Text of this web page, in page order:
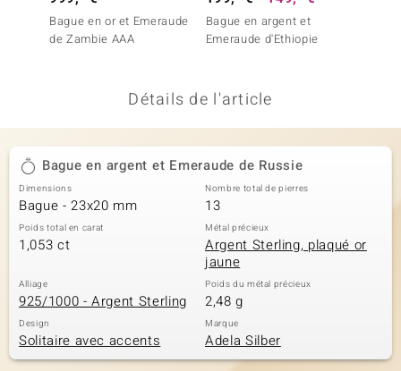
Bague en or et Emeraude
de Zambie AAA
Bague en argent et
Emeraude d'Ethiopie
Détails de l'article
Bague en argent et Emeraude de Russie
Dimensions
Bague - 23x20 mm
Nombre total de pierres
13
Poids total en carat
1,053 ct
Métal précieux
Argent Sterling, plaqué or
jaune
Alliage
925/1000 - Argent Sterling
Poids du métal précieux
2,48 g
Design
Solitaire avec accents
Marque
Adela Silber